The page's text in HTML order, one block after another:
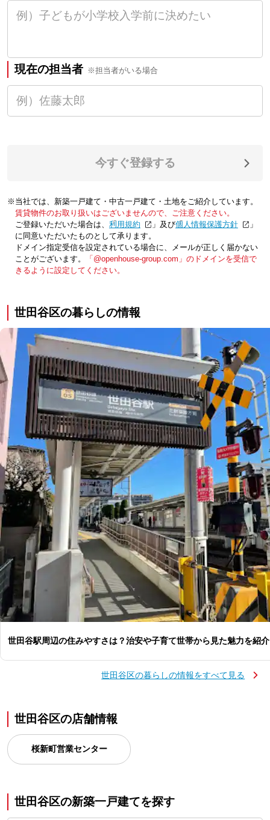
現在の担当者 ※担当者がいる場合
今すぐ登録する
※当社では、新築一戸建て・中古一戸建て・土地をご紹介しています。
賃貸物件のお取り扱いはございませんので、ご注意ください。
ご登録いただいた場合は、「利用規約 」及び「個人情報保護方針
」
に同意いただいたものとして承ります。
ドメイン指定受信を設定されている場合に、メールが正しく届かない
ことがございます。
「@openhouse-group.com」のドメインを受信で
きるように設定してください。
世田谷区の暮らしの情報
世田谷駅周辺の住みやすさは？治安や子育て世帯から見た魅力を紹
世田谷区の暮らしの情報をすべて見る
世田谷区の店舗情報
桜新町営業センター
世田谷区の新築一戸建てを探す